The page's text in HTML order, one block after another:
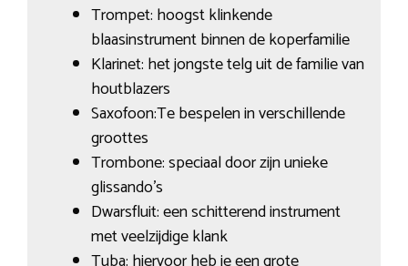
Trompet: hoogst klinkende
blaasinstrument binnen de koperfamilie
Klarinet: het jongste telg uit de familie van
houtblazers
Saxofoon:Te bespelen in verschillende
groottes
Trombone: speciaal door zijn unieke
glissando’s
Dwarsfluit: een schitterend instrument
met veelzijdige klank